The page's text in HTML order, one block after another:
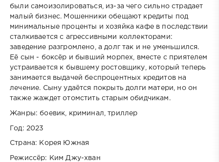
были самоизолироваться, из-за чего сильно страдает
малый бизнес. Мошенники обещают кредиты под
минимальные проценты и хозяйка кафе в последствии
сталкивается с агрессивными коллекторами:
заведение разгромлено, а долг так и не уменьшился.
Её сын - боксёр и бывший морпех, вместе с приятелем
устраивается к бывшему ростовщику, который теперь
занимается выдачей беспроцентных кредитов на
лечение. Сыну удаётся покрыть долги матери, но он
также жаждет отомстить старым обидчикам.
Жанры: боевик, криминал, триллер
Год: 2023
Страна: Корея Южная
Режиссёр: Ким Джу-хван